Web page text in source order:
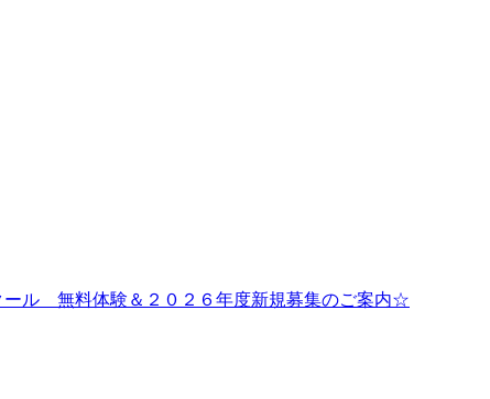
ール 無料体験＆２０２６年度新規募集のご案内☆